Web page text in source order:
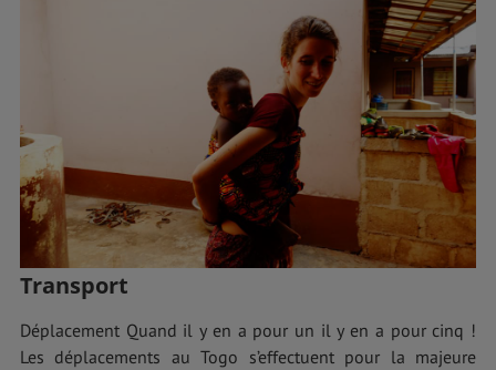
Transport
Déplacement Quand il y en a pour un il y en a pour cinq !
Les déplacements au Togo s’effectuent pour la majeure